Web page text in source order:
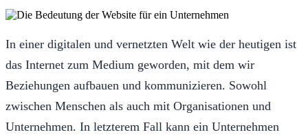
In einer digitalen und vernetzten Welt wie der heutigen ist
das Internet zum Medium geworden, mit dem wir
Beziehungen aufbauen und kommunizieren. Sowohl
zwischen Menschen als auch mit Organisationen und
Unternehmen. In letzterem Fall kann ein Unternehmen